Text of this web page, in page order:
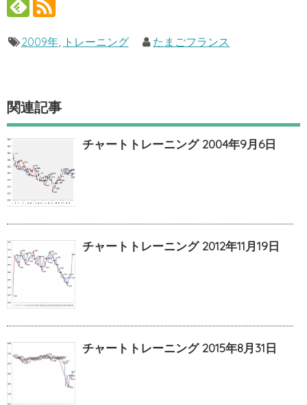
2009年, トレーニング たまごフランス
関連記事
チャートトレーニング 2004年9月6日
チャートトレーニング 2012年11月19日
チャートトレーニング 2015年8月31日